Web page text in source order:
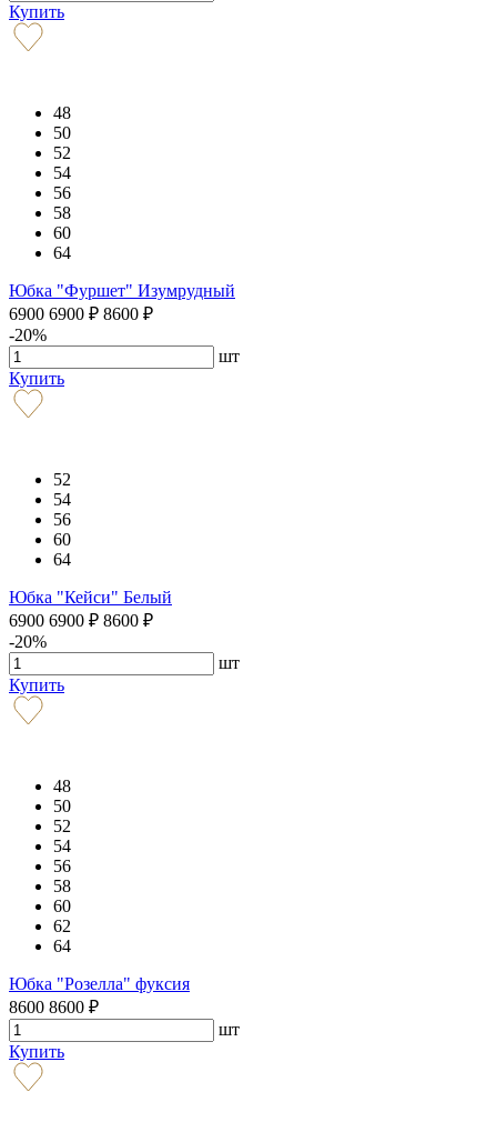
Купить
48
50
52
54
56
58
60
64
Юбка "Фуршет" Изумрудный
6900 6900 ₽ 8600 ₽
-20%
шт
Купить
52
54
56
60
64
Юбка "Кейси" Белый
6900 6900 ₽ 8600 ₽
-20%
шт
Купить
48
50
52
54
56
58
60
62
64
Юбка "Розелла" фуксия
8600 8600 ₽
шт
Купить